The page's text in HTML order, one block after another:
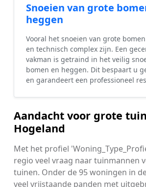
Snoeien van grote
heggen
Vooral het snoeien van grote
en technisch complex zijn. Een
vakman is getraind in het veilig
bomen en heggen. Dit bespaart u
en garandeert een professioneel
Aandacht voor grote
Hogeland
Met het profiel
regio veel vraag naar tuinmannen
tuinen. Onder de 95 woningen in
veel vrijstaande panden met